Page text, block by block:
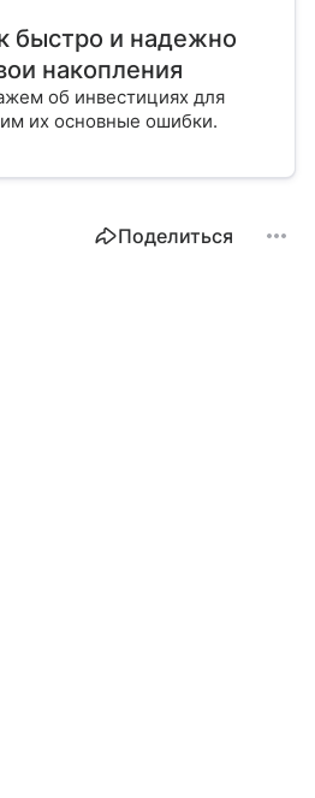
быстро и надежно
накопления
об инвестициях для
их основные ошибки.
Поделиться